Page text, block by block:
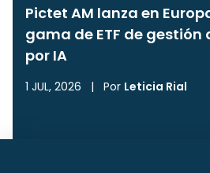
Pictet AM lanza en
gama de ETF de
por IA
1 JUL, 2026 | Por Leticia Rial